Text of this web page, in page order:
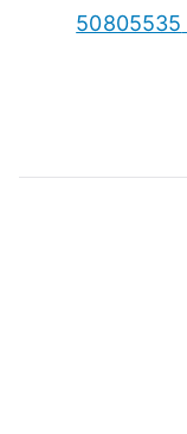
قطع غيار بايك BAIC الأصلية بالكويت 50805535